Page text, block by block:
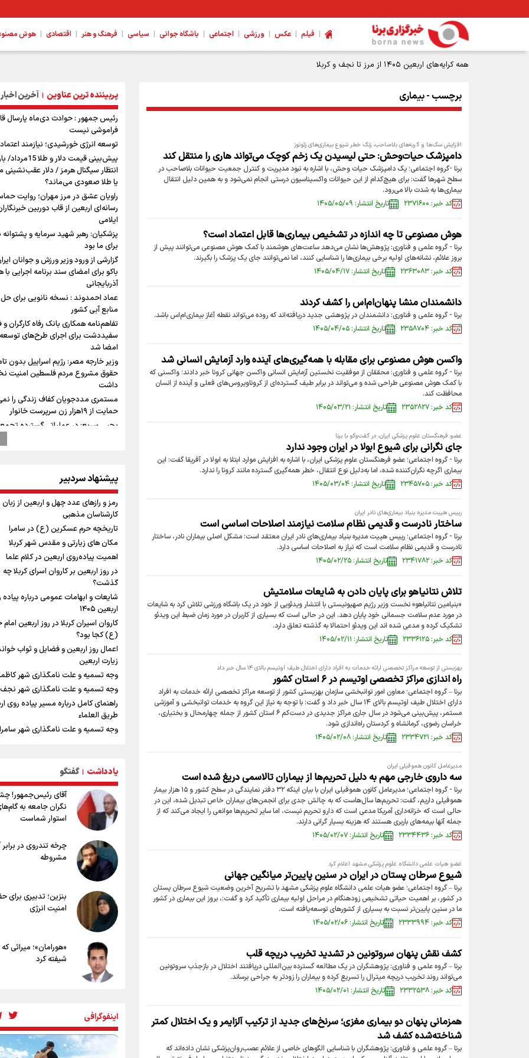
| فیلم | عکس | ورزشی | اجتماعی | باشگاه جوانی | سیاسی | فرهنگ و هنر | اقتصادی | هوش
همه کرایه‌های اربعین ۱۴۰۵ از مرز تا نجف و کربلا
برچسب - بیماری
افزایش سگ‌ها و گربه‌های بلاصاحب، زنگ خطر شیوع بیماری‌های زئونوز
دامپزشک حیات‌وحش: حتی لیسیدن یک زخم کوچک می‌تواند هاری را منتقل کند
برنا -گروه اجتماعی؛ یک دامپزشک حیات وحش، با اشاره به نبود مدیریت و کنترل جمعیت حیوانات بلاصاحب در
سطح شهر‌ها گفت: برای هیچ‌کدام از این حیوانات واکسیناسیون درستی انجام نمی‌شود و به همین دلیل انتقال
بیماری‌ها به شدت بالا می‌رود.
کد خبر: ۲۳۷۱۶۰۰
تاریخ انتشار: ۱۴۰۵/۰۵/۰۹
هوش مصنوعی تا چه اندازه در تشخیص بیماری‌ها قابل اعتماد است؟
برنا - گروه علمی و فناوری: پژوهش‌ها نشان می‌دهد ساعت‌های هوشمند با کمک هوش مصنوعی می‌توانند پیش از
بروز علائم، نشانه‌های اولیه برخی بیماری‌ها را شناسایی کنند، اما نمی‌توانند جای یک پزشک را بگیرند.
کد خبر: ۲۳۶۳۰۸۳
تاریخ انتشار: ۱۴۰۵/۰۴/۱۷
دانشمندان منشا پنهان‌ام‌اس را کشف کردند
برنا - گروه علمی و فناوری: دانشمندان در پژوهشی جدید دریافته‌اند که روده می‌تواند نقطه آغاز بیماری‌ام‌اس باشد.
کد خبر: ۲۳۵۸۷۰۴
تاریخ انتشار: ۱۴۰۵/۰۴/۰۵
واکسن هوش مصنوعی برای مقابله با همه‌گیری‌های آینده وارد آزمایش انسانی شد
برنا - گروه علمی و فناوری: محققان از موفقیت نخستین آزمایش انسانی واکسن جهانی کرونا خبر دادند؛ واکسنی که
با کمک هوش مصنوعی طراحی شده و می‌تواند در برابر طیف گسترده‌ای از کروناویروس‌های فعلی و آینده از انسان
محافظت کند.
کد خبر: ۲۳۵۲۸۲۷
تاریخ انتشار: ۱۴۰۵/۰۳/۲۱
عضو فرهنگستان علوم پزشکی ایران، در گفت‌و‌گو با برنا
جای نگرانی برای شیوع ابولا در ایران وجود ندارد
برنا - گروه اجتماعی؛ عضو فرهنگستان علوم پزشکی ایران، با اشاره به افزایش موارد ابتلا به ابولا در آفریقا گفت: این
بیماری اگرچه نگران‌کننده شده، اما به‌دلیل نوع انتقال، خطر همه‌گیری گسترده مانند کرونا را ندارد.
کد خبر: ۲۳۴۵۷۰۵
تاریخ انتشار: ۱۴۰۵/۰۳/۰۴
رییس هییت مدیره بنیاد بیماری‌های نادر ایران
ساختار نادرست و قدیمی نظام سلامت نیازمند اصلاحات اساسی است
برنا - گروه اجتماعی؛ رییس هییت مدیره بنیاد بیماری‌های نادر ایران معتقد است: مشکل اصلی بیماران نادر، ساختار
نادرست و قدیمی نظام سلامت است که نیاز به اصلاحات اساسی دارد.
کد خبر: ۲۳۴۱۷۸۲
تاریخ انتشار: ۱۴۰۵/۰۲/۲۵
تلاش نتانیاهو برای پایان دادن به شایعات سلامتیش
«بنیامین نتانیاهو» نخست وزیر رژیم صهیونیستی با انتشار ویدئویی از خود در یک باشگاه ورزشی تلاش کرد به شایعات
در مورد عدم سلامت جسمانی خود پایان دهد. این در حالی است که بسیاری از کاربران در مورد زمان ضبط این ویدئو
تشکیک کرده و مدعی شده اند این ویدئو احتمالا به گذشته تعلق دارد.
کد خبر: ۲۳۳۶۱۲۵
تاریخ انتشار: ۱۴۰۵/۰۲/۱۱
بهزیستی از توسعه مراکز تخصصی ارائه خدمات به افراد دارای اختلال طیف اوتیسم بالای ۱۴ سال خبر داد
راه اندازی مراکز تخصصی اوتیسم در ۶ استان کشور
برنا – گروه اجتماعی؛ معاون امور توانبخشی سازمان بهزیستی کشور از توسعه مراکز تخصصی ارائه خدمات به افراد
دارای اختلال طیف اوتیسم بالای ۱۴ سال خبر داد و گفت: با توجه به نیاز این گروه به خدمات توانبخشی و آموزشی
مستمر، پیش‌بینی می‌شود در سال جاری مراکز جدیدی در دست‌کم ۶ استان کشور از جمله چهارمحال و بختیاری،
خراسان رضوی، کرمانشاه و کردستان راه‌اندازی شود.
کد خبر: ۲۳۳۴۷۲۱
تاریخ انتشار: ۱۴۰۵/۰۲/۰۸
مدیرعامل کانون هموفیلی ایران
سه داروی خارجی مهم به دلیل تحریم‌ها از بیماران تالاسمی دریغ شده است
برنا - گروه اجتماعی؛ مدیرعامل کانون هموفیلی ایران با بیان اینکه ۳۲ دفتر نمایندگی در سطح کشور و ۱۵ هزار بیمار
هموفیلی داریم، گفت: تحریم‌ها سال‌هاست که به چالش جدی برای انجمن‌های بیماران خاص تبدیل شده، این در
حالی است که خزانه‌داری آمریکا مدعی است که دارو تحریم نیست، اما سایر تحریم‌ها موانعی را ایجاد می‌کند که از
جمله آنها بیمه‌های باربری هستند که هزینه بسیار گرانی دارند.
کد خبر: ۲۳۳۴۴۳۶
تاریخ انتشار: ۱۴۰۵/۰۲/۰۷
عضو هیات علمی دانشگاه علوم پزشکی مشهد اعلام کرد
شیوع سرطان پستان در ایران در سنین پایین‌تر میانگین جهانی
برنا – گروه اجتماعی؛ عضو هیات علمی دانشگاه علوم پزشکی مشهد با تشریح آخرین وضعیت شیوع سرطان پستان
در کشور، بر اهمیت حیاتی تشخیص زودهنگام در مراحل اولیه بیماری تأکید کرد و گفت:، بروز این بیماری در کشور
ما در سنین پایین‌تر نسبت به بسیاری از کشور‌های توسعه‌یافته است.
کد خبر: ۲۳۳۳۹۹۴
تاریخ انتشار: ۱۴۰۵/۰۲/۰۶
کشف نقش پنهان سروتونین در تشدید تخریب دریچه قلب
برنا – گروه علمی و فناوری: پژوهشگران در یک مطالعه گسترده بین‌المللی دریافتند اختلال در بازجذب سروتونین
می‌تواند روند تخریب دریچه میترال را تسریع کرده و بیماران را زودتر به جراحی برساند.
کد خبر: ۲۳۳۲۵۳۸
تاریخ انتشار: ۱۴۰۵/۰۲/۰۱
همزمانی پنهان دو بیماری مغزی؛ سرنخ‌های جدید از ترکیب آلزایمر و یک اختلال کمتر
شناخته‌شده کشف شد
برنا – گروه علمی و فناوری: پژوهشگران با شناسایی الگو‌های خاصی از علائم عصب‌روان‌پزشکی نشان داده‌اند که
پربیننده ترین عناوین | آخرین اخبار
رئیس جمهور : حوادث دی‌ماه پارسال
فراموشی نیست
توسعه انرژی خورشیدی؛ نیازمند
پیش‌بینی قیمت دلار و طلا
انتظار سیگنال هرمز / دلار عقب‌نشینی
یا طلا صعودی می‌ماند؟
راویان عشق در مرز مهران؛ روایت
رسانه‌ای اربعین از قاب دوربین
ایلامی
پزشکیان: رهبر شهید سرمایه و پشتوانه
برای ما بود
گزارشی از ورود وزیر ورزش و جوانان
باکو برای امضای سند برنامه اجرایی با
آذربایجانی
عماد احمدوند : نسخه نانویی برای
منابع آبی کشور
تفاهم‌نامه همکاری بانک رفاه کارگران و
سفیددشت برای اجرای طرح‌های
امضا شد
وزیر خارجه مصر: رژیم اسراییل بدون
حقوق مشروع مردم فلسطین امنیت
داشت
مستمری مددجویان کفاف زندگی را
حمایت از ۱۹هزار زن‌ سرپرست خانوار
یحیی سریع: در عملیاتی گسترده
نظامی وابسته به عربستان را هدف
می‌کنیم+ فیلم
امیررضا غلامی، ملی پوش تکواندو :
روی مسابقات پاکستان است نه بازی های
آسیایی
ارتش در آمادگی کامل قرار دارد/ توان رزم
ارتش بی وقفه در حال ارتقا است
رادین زینالی، ملی پوش تکواندو : قدم
تلاش می کنم تا به طلای المپیک برسم
ونس: ایرانی‌ها مذاکره‌کنندگان سرسختی
هستند
جابجایی مرکز ثقل اقتصاد جهان
فرصت طلایی برای اقتصاد ایران +نمودار
شنیده شدن صدای ۲ انفجار در یک
در حال عبور از تنگه هرمز
اردوی تیم ملی تکواندو
پالایشگاه بزرگ نفت روسیه هدف حمله
گرفت
تاریخچه حرم عسکرین (ع) در سامرا
ماهواره‌‌ها خسارت انفجار جبل‌علی امارت
دادند
رهبر شهید انقلاب: ادّعاهای دروغین
ایران : با تصمیم فدراسیون در وزن
مسابقات حاضر می شوم
مسعود حجی زواره، مربی تیم ملی
تیم جوان و آینده داری را در اختیار
پیشنهاد سردبیر
رمز و رازهای عدد چهل و اربعین از زبان
کارشناسان مذهبی
تاریخچه حرم عسکرین (ع) در سامرا
مکان های زیارتی و مقدس شهر کربلا
اهمیت پیاده‌روی اربعین در کلام علما
در روز اربعین بر کاروان اسرای کربلا چه
گذشت؟
شایعات و ابهامات عمومی درباره
اربعین ۱۴۰۵
کاروان اسیران کربلا در روز اربعین
(ع) کجا بود؟
اعمال روز اربعین و فضایل و ثواب
زیارت اربعین
وجه تسمیه و علت نامگذاری شهر
وجه تسمیه و علت نامگذاری شهر نجف
راهنمای کامل درباره مسیر پیاده روی
طریق العلماء
وجه تسمیه و علت نامگذاری شهر سامرا
۱۴۰۵
توصیه هایی مهم برای پیچ خوردگی پا
روی اربعین
خطرات پیاده روی اربعین/ ۷
سفری ایمن و معنوی
عراقی ها
بهترین ذکر در پیاده‌روی اربعین چیست؟
اربعین
توصیه های کاربردی برای زائران در پیاده
اربعین
یادداشت | گفتگو
آقای رئیس‌جمهور!
نگران جامعه به
استوار شماست
چرخه تندروی در برابر
مشروطه
بنزین؛ تدبیری برای
امنیت انرژی
«هورامان»؛ میراثی
شیفته کرد
استخوان، یک نسل،
رسانه ملی و حق مردم
اینفوگرافی